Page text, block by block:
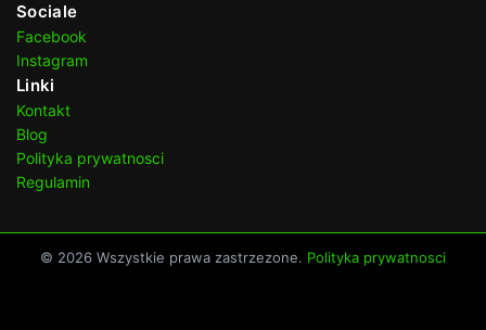
Sociale
Facebook
Instagram
Linki
Kontakt
Blog
Polityka prywatnosci
Regulamin
© 2026 Wszystkie prawa zastrzezone. Polityka prywatnosci